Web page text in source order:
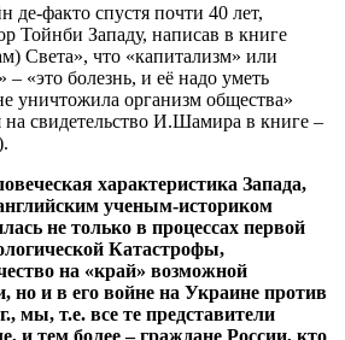
де-факто спустя почти 40 лет,
Тойнби Западу, написав в книге
Света», что «капитализм» или
«это болезнь, и её надо уметь
уничтожила организм общества»
на свидетельство И.Шамира в книге –
характеристика Запада,
ученым-историком
не только в процессах первой
Катастрофы,
на «край» возможной
но и в его войне на Украине против
мы, т.е. все те представители
и тем более – граждане России, кто